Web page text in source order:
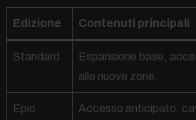
Edizione Contenuti principali
Standard
Espansione base,
alle nuove zone.
Epic Accesso anticipato,